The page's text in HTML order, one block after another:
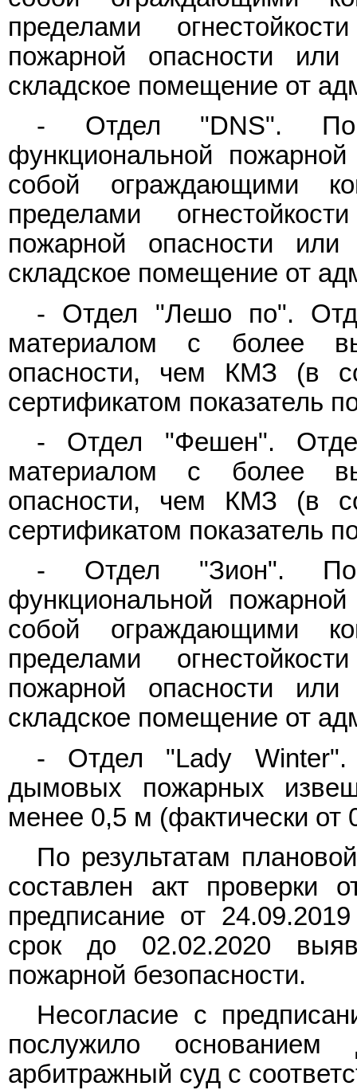
пределами
пожарной опасности или
складское помещение от
- Отдел "DNS".
функциональной
собой ограждающими
пределами
пожарной опасности или
складское помещение от
- Отдел "Лешо по".
материалом с более
опасности, чем КМЗ (в
сертификатом показатель
- Отдел "Фешен".
материалом с более
опасности, чем КМЗ (в
сертификатом показатель
- Отдел "Зион".
функциональной
собой ограждающими
пределами
пожарной опасности или
складское помещение от
- Отдел "Lady Winter".
дымовых пожарных
менее 0,5 м (фактически от
По результатам
составлен акт проверки
предписание от
срок до 02.02.2020
пожарной безопасности.
Несогласие с
послужило
арбитражный суд с